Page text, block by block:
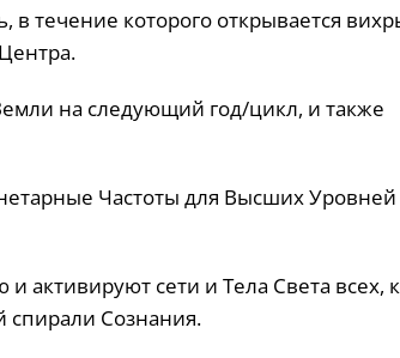
течение которого открывается
на следующий год/цикл, и также
Частоты для Высших Уровней
сети и Тела Света всех,
спирали Сознания.